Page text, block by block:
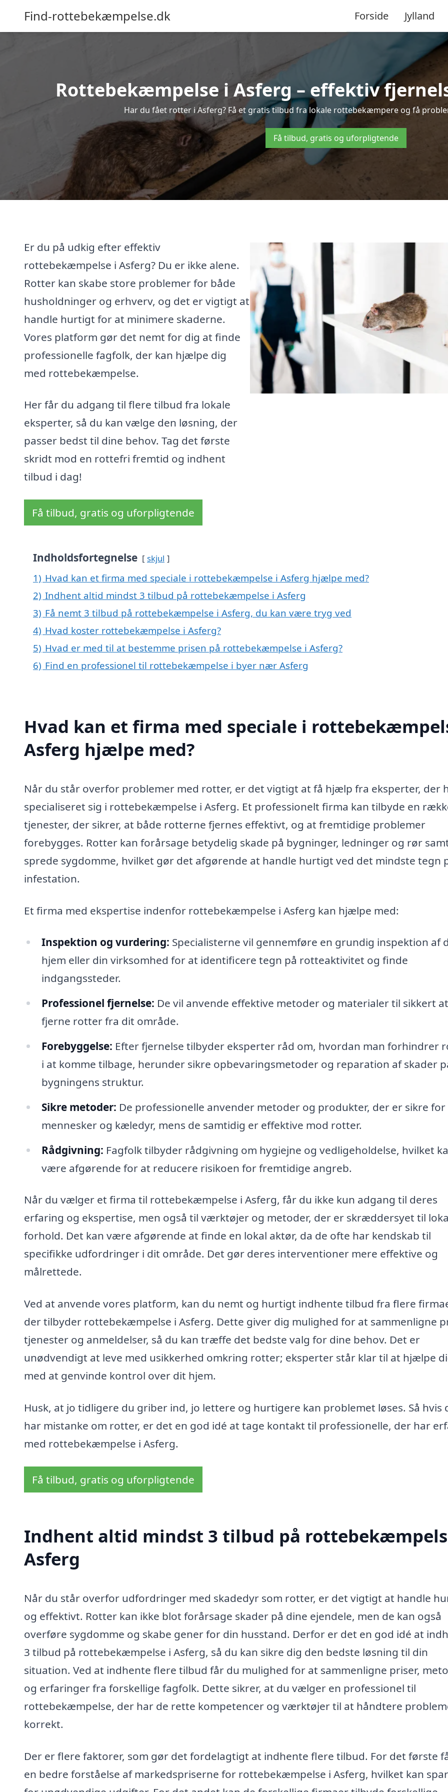
Find-rottebekæmpelse.dk Forside Jylland
Rottebekæmpelse i Asferg – effektiv
Har du fået rotter i Asferg? Få et gratis tilbud fra lokale rottebekæmpere og få
Få tilbud, gratis og uforpligtende
Er du på udkig efter effektiv
rottebekæmpelse i Asferg? Du er ikke alene.
Rotter kan skabe store problemer for både
husholdninger og erhverv, og det er vigtigt at
handle hurtigt for at minimere skaderne.
Vores platform gør det nemt for dig at finde
professionelle fagfolk, der kan hjælpe dig
med rottebekæmpelse.
Her får du adgang til flere tilbud fra lokale
eksperter, så du kan vælge den løsning, der
passer bedst til dine behov. Tag det første
skridt mod en rottefri fremtid og indhent
tilbud i dag!
Få tilbud, gratis og uforpligtende
Indholdsfortegnelse skjul
1) Hvad kan et firma med speciale i rottebekæmpelse i Asferg hjælpe med?
2) Indhent altid mindst 3 tilbud på rottebekæmpelse i Asferg
3) Få nemt 3 tilbud på rottebekæmpelse i Asferg, du kan være tryg ved
4) Hvad koster rottebekæmpelse i Asferg?
5) Hvad er med til at bestemme prisen på rottebekæmpelse i Asferg?
6) Find en professionel til rottebekæmpelse i byer nær Asferg
Hvad kan et firma med speciale i
Asferg hjælpe med?
Når du står overfor problemer med rotter, er det vigtigt at få hjælp fra eksperter, der
specialiseret sig i rottebekæmpelse i Asferg. Et professionelt firma kan tilbyde en
tjenester, der sikrer, at både rotterne fjernes effektivt, og at fremtidige problemer
forebygges. Rotter kan forårsage betydelig skade på bygninger, ledninger og rør
sprede sygdomme, hvilket gør det afgørende at handle hurtigt ved det mindste tegn
infestation.
Et firma med ekspertise indenfor rottebekæmpelse i Asferg kan hjælpe med:
Inspektion og vurdering: Specialisterne vil gennemføre en grundig inspektion af
hjem eller din virksomhed for at identificere tegn på rotteaktivitet og finde
indgangssteder.
Professionel fjernelse: De vil anvende effektive metoder og materialer til sikkert at
fjerne rotter fra dit område.
Forebyggelse: Efter fjernelse tilbyder eksperter råd om, hvordan man forhindrer
i at komme tilbage, herunder sikre opbevaringsmetoder og reparation af skader
bygningens struktur.
Sikre metoder: De professionelle anvender metoder og produkter, der er sikre for
mennesker og kæledyr, mens de samtidig er effektive mod rotter.
Rådgivning: Fagfolk tilbyder rådgivning om hygiejne og vedligeholdelse, hvilket
være afgørende for at reducere risikoen for fremtidige angreb.
Når du vælger et firma til rottebekæmpelse i Asferg, får du ikke kun adgang til deres
erfaring og ekspertise, men også til værktøjer og metoder, der er skræddersyet til
forhold. Det kan være afgørende at finde en lokal aktør, da de ofte har kendskab til
specifikke udfordringer i dit område. Det gør deres interventioner mere effektive og
målrettede.
Ved at anvende vores platform, kan du nemt og hurtigt indhente tilbud fra flere
der tilbyder rottebekæmpelse i Asferg. Dette giver dig mulighed for at sammenligne
tjenester og anmeldelser, så du kan træffe det bedste valg for dine behov. Det er
unødvendigt at leve med usikkerhed omkring rotter; eksperter står klar til at hjælpe
med at genvinde kontrol over dit hjem.
Husk, at jo tidligere du griber ind, jo lettere og hurtigere kan problemet løses. Så hvis
har mistanke om rotter, er det en god idé at tage kontakt til professionelle, der har
med rottebekæmpelse i Asferg.
Få tilbud, gratis og uforpligtende
Indhent altid mindst 3 tilbud på
Asferg
Når du står overfor udfordringer med skadedyr som rotter, er det vigtigt at handle
og effektivt. Rotter kan ikke blot forårsage skader på dine ejendele, men de kan også
overføre sygdomme og skabe gener for din husstand. Derfor er det en god idé at
3 tilbud på rottebekæmpelse i Asferg, så du kan sikre dig den bedste løsning til din
situation. Ved at indhente flere tilbud får du mulighed for at sammenligne priser,
og erfaringer fra forskellige fagfolk. Dette sikrer, at du vælger en professionel til
rottebekæmpelse, der har de rette kompetencer og værktøjer til at håndtere
korrekt.
Der er flere faktorer, som gør det fordelagtigt at indhente flere tilbud. For det første
en bedre forståelse af markedspriserne for rottebekæmpelse i Asferg, hvilket kan